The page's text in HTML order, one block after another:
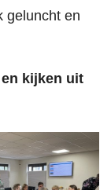
geluncht en
kijken uit